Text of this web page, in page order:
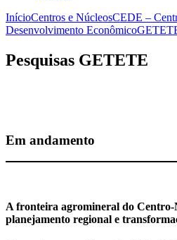
InícioCentros e NúcleosCEDE –
Desenvolvimento Econômico
Pesquisas GETETE
Em andamento
A fronteira agromineral do
planejamento regional e